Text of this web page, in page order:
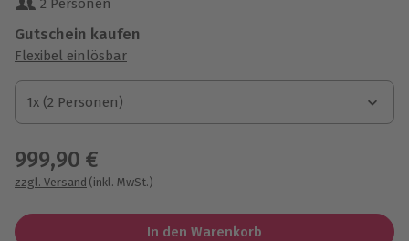
2 Personen
Gutschein kaufen
Flexibel einlösbar
1x (2 Personen)
1x (2 Personen)
1x (2 Personen)
999,90 €
zzgl. Versand (inkl. MwSt.)
In den Warenkorb